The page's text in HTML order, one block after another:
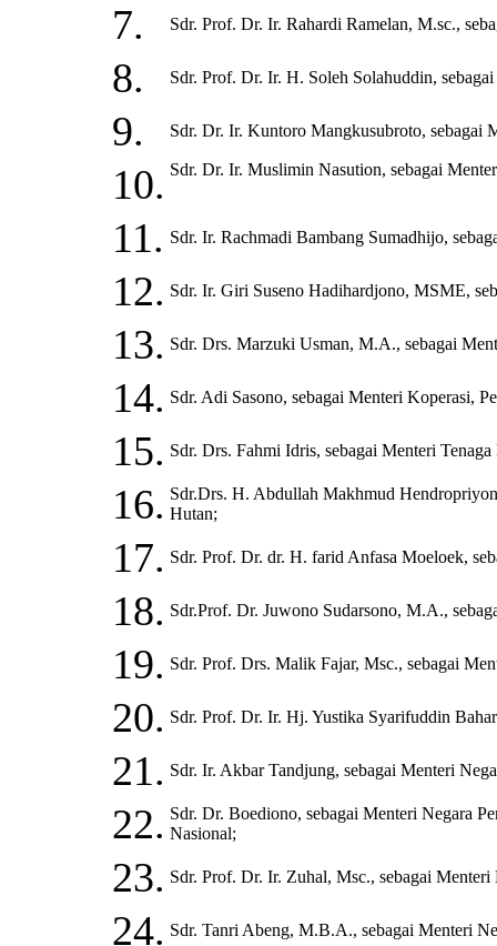
7. Sdr. Prof. Dr. Ir. Rahardi Ramelan, M.sc.,
8. Sdr. Prof. Dr. Ir. H. Soleh Solahuddin,
9. Sdr. Dr. Ir. Kuntoro Mangkusubroto, sebagai
10. Sdr. Dr. Ir. Muslimin Nasution, sebagai
11. Sdr. Ir. Rachmadi Bambang Sumadhijo,
12. Sdr. Ir. Giri Suseno Hadihardjono, MSME,
13. Sdr. Drs. Marzuki Usman, M.A., sebagai
14. Sdr. Adi Sasono, sebagai Menteri Koperasi,
15. Sdr. Drs. Fahmi Idris, sebagai Menteri
16. Sdr.Drs. H. Abdullah Makhmud
Hutan;
17. Sdr. Prof. Dr. dr. H. farid Anfasa Moeloek,
18. Sdr.Prof. Dr. Juwono Sudarsono, M.A.,
19. Sdr. Prof. Drs. Malik Fajar, Msc., sebagai
20. Sdr. Prof. Dr. Ir. Hj. Yustika Syarifuddin
21. Sdr. Ir. Akbar Tandjung, sebagai Menteri
22. Sdr. Dr. Boediono, sebagai Menteri Negara
Nasional;
23. Sdr. Prof. Dr. Ir. Zuhal, Msc., sebagai
24. Sdr. Tanri Abeng, M.B.A., sebagai Menteri